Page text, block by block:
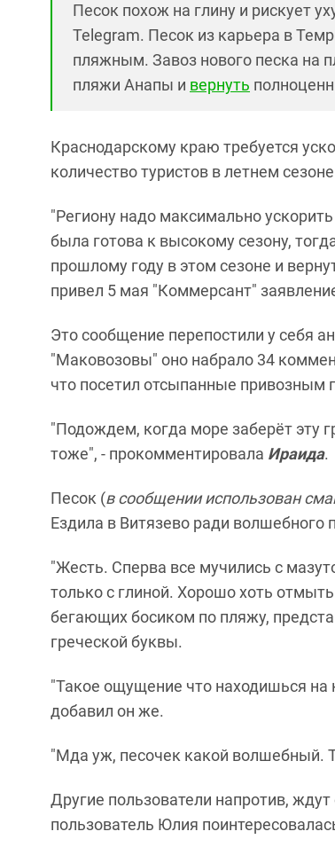
Песок похож на глину и рискует
Telegram. Песок из карьера в
пляжным. Завоз нового песка на
пляжи Анапы и вернуть
Краснодарскому краю требуется
количество туристов в летнем
"Региону надо максимально
была готова к высокому сезону,
прошлому году в этом сезоне и
привел 5 мая "Коммерсант"
Это сообщение перепостили у себя
"Маковозовы" оно набрало 34
что посетил отсыпанные привозным
"Подождем, когда море заберёт эту
тоже", - прокомментировала Ираида.
Песок (в сообщении использован
Ездила в Витязево ради волшебного
"Жесть. Сперва все мучились с
только с глиной. Хорошо хоть
бегающих босиком по пляжу,
греческой буквы.
"Такое ощущение что находишься на
добавил он же.
"Мда уж, песочек какой волшебный.
Другие пользователи напротив,
пользователь Юлия